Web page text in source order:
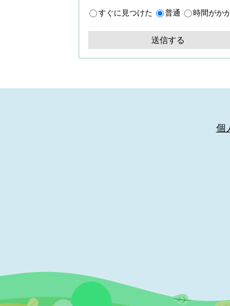
すぐに見つけた 普通 時間がか
個